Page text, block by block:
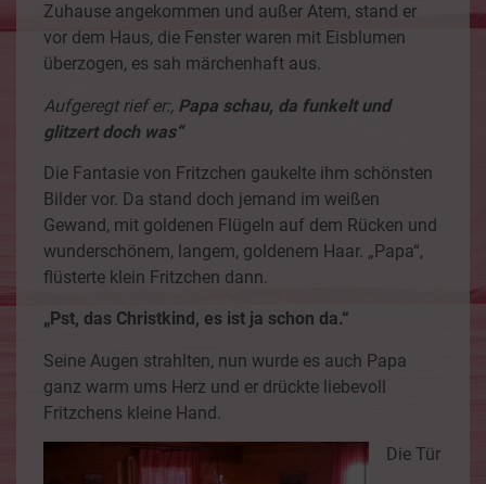
Zuhause angekommen und außer Atem, stand er
vor dem Haus, die Fenster waren mit Eisblumen
überzogen, es sah märchenhaft aus.
Aufgeregt rief er:, Papa schau, da funkelt und
glitzert doch was“
Die Fantasie von Fritzchen gaukelte ihm schönsten
Bilder vor. Da stand doch jemand im weißen
Gewand, mit goldenen Flügeln auf dem Rücken und
wunderschönem, langem, goldenem Haar. „Papa“,
flüsterte klein Fritzchen dann.
„Pst, das Christkind, es ist ja schon da.“
Seine Augen strahlten, nun wurde es auch Papa
ganz warm ums Herz und er drückte liebevoll
Fritzchens kleine Hand.
Die Tür